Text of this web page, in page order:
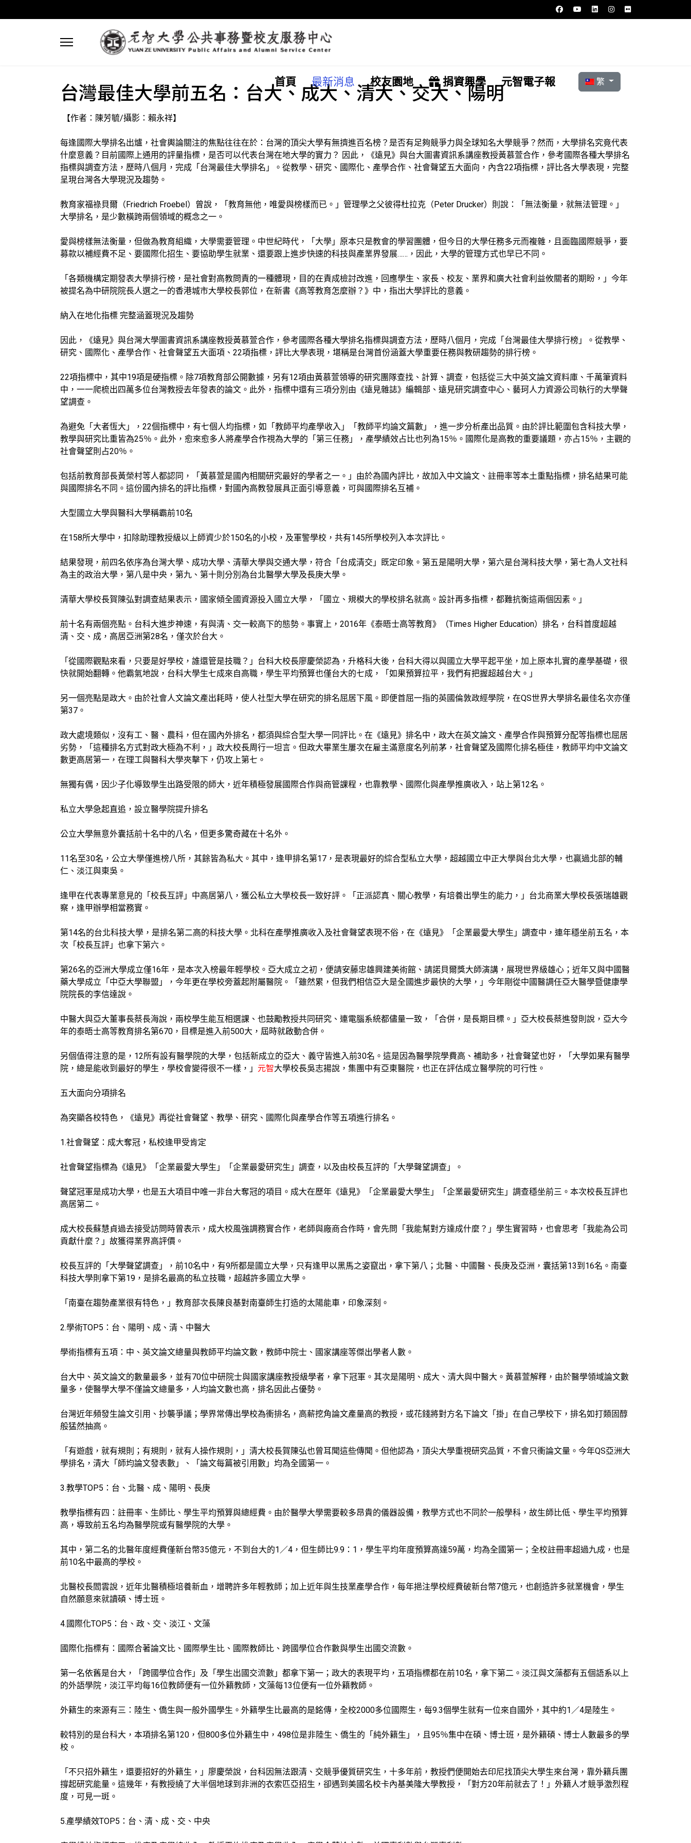
首頁 最新消息 校友園地 捐資興學 元智電子報 選擇你的語言
繁
台灣最佳大學前五名：台大、成大、清大、交大、陽明
【作者：陳芳毓/攝影：賴永祥】
每逢國際大學排名出爐，社會輿論關注的焦點往往在於：台灣的頂尖大學有無擠進百名榜？是否有足夠競爭力與全球知名大學競爭？然而，大學排名究竟代表
什麼意義？目前國際上通用的評量指標，是否可以代表台灣在地大學的實力？ 因此，《遠見》與台大圖書資訊系講座教授黃慕萱合作，參考國際各種大學排名
指標與調查方法，歷時八個月，完成「台灣最佳大學排名」。從教學、研究、國際化、產學合作、社會聲望五大面向，內含22項指標，評比各大學表現，完整
呈現台灣各大學現況及趨勢。
教育家福祿貝爾（Friedrich Froebel）曾說，「教育無他，唯愛與榜樣而已。」管理學之父彼得杜拉克（Peter Drucker）則說：「無法衡量，就無法管理。」
大學排名，是少數橫跨兩個領域的概念之一。
愛與榜樣無法衡量，但做為教育組織，大學需要管理。中世紀時代，「大學」原本只是教會的學習團體，但今日的大學任務多元而複雜，且面臨國際競爭，要
募款以補經費不足、要國際化招生、要協助學生就業、還要跟上進步快速的科技與產業界發展……，因此，大學的管理方式也早已不同。
「各類機構定期發表大學排行榜，是社會對高教問責的一種體現，目的在責成檢討改進，回應學生、家長、校友、業界和廣大社會利益攸關者的期盼，」今年
被提名為中研院院長人選之一的香港城市大學校長郭位，在新書《高等教育怎麼辦？》中，指出大學評比的意義。
納入在地化指標 完整涵蓋現況及趨勢
因此，《遠見》與台灣大學圖書資訊系講座教授黃慕萱合作，參考國際各種大學排名指標與調查方法，歷時八個月，完成「台灣最佳大學排行榜」。從教學、
研究、國際化、產學合作、社會聲望五大面項、22項指標，評比大學表現，堪稱是台灣首份涵蓋大學重要任務與教研趨勢的排行榜。
22項指標中，其中19項是硬指標。除7項教育部公開數據，另有12項由黃慕萱領導的研究團隊查找、計算、調查，包括從三大中英文論文資料庫、千萬筆資料
中，一一爬梳出四萬多位台灣教授去年發表的論文。此外，指標中還有三項分別由《遠見雜誌》編輯部、遠見研究調查中心、藝珂人力資源公司執行的大學聲
望調查。
為避免「大者恆大」，22個指標中，有七個人均指標，如「教師平均產學收入」「教師平均論文篇數」，進一步分析產出品質。由於評比範圍包含科技大學，
教學與研究比重皆為25％。此外，愈來愈多人將產學合作視為大學的「第三任務」，產學績效占比也列為15％。國際化是高教的重要議題，亦占15％，主觀的
社會聲望則占20％。
包括前教育部長黃榮村等人都認同，「黃慕萱是國內相關研究最好的學者之一。」由於為國內評比，故加入中文論文、註冊率等本土重點指標，排名結果可能
與國際排名不同。這份國內排名的評比指標，對國內高教發展具正面引導意義，可與國際排名互補。
大型國立大學與醫科大學稱霸前10名
在158所大學中，扣除助理教授級以上師資少於150名的小校，及軍警學校，共有145所學校列入本次評比。
結果發現，前四名依序為台灣大學、成功大學、清華大學與交通大學，符合「台成清交」既定印象。第五是陽明大學，第六是台灣科技大學，第七為人文社科
為主的政治大學，第八是中央，第九、第十則分別為台北醫學大學及長庚大學。
清華大學校長賀陳弘對調查結果表示，國家傾全國資源投入國立大學，「國立、規模大的學校排名就高。設計再多指標，都難抗衡這兩個因素。」
前十名有兩個亮點。台科大進步神速，有與清、交一較高下的態勢。事實上，2016年《泰晤士高等教育》（Times Higher Education）排名，台科首度超越
清、交、成，高居亞洲第28名，僅次於台大。
「從國際觀點來看，只要是好學校，誰還管是技職？」台科大校長廖慶榮認為，升格科大後，台科大得以與國立大學平起平坐，加上原本扎實的產學基礎，很
快就開始翻轉。他霸氣地說，台科大學生七成來自高職，學生平均預算也僅台大的七成，「如果預算拉平，我們有把握超越台大。」
另一個亮點是政大。由於社會人文論文產出耗時，使人社型大學在研究的排名屈居下風。即便首屈一指的英國倫敦政經學院，在QS世界大學排名最佳名次亦僅
第37。
政大處境類似，沒有工、醫、農科，但在國內外排名，都須與綜合型大學一同評比。在《遠見》排名中，政大在英文論文、產學合作與預算分配等指標也屈居
劣勢，「這種排名方式對政大極為不利，」政大校長周行一坦言。但政大畢業生屢次在雇主滿意度名列前茅，社會聲望及國際化排名極佳，教師平均中文論文
數更高居第一，在理工與醫科大學夾擊下，仍攻上第七。
無獨有偶，因少子化導致學生出路受限的師大，近年積極發展國際合作與商管課程，也靠教學、國際化與產學推廣收入，站上第12名。
私立大學急起直追，設立醫學院提升排名
公立大學無意外囊括前十名中的八名，但更多驚奇藏在十名外。
11名至30名，公立大學僅進榜八所，其餘皆為私大。其中，逢甲排名第17，是表現最好的綜合型私立大學，超越國立中正大學與台北大學，也贏過北部的輔
仁、淡江與東吳。
逢甲在代表專業意見的「校長互評」中高居第八，獲公私立大學校長一致好評。「正派認真、關心教學，有培養出學生的能力，」台北商業大學校長張瑞雄觀
察，逢甲辦學相當務實。
第14名的台北科技大學，是排名第二高的科技大學。北科在產學推廣收入及社會聲望表現不俗，在《遠見》「企業最愛大學生」調查中，連年穩坐前五名，本
次「校長互評」也拿下第六。
第26名的亞洲大學成立僅16年，是本次入榜最年輕學校。亞大成立之初，便請安藤忠雄興建美術館、請諾貝爾獎大師演講，展現世界級雄心；近年又與中國醫
藥大學成立「中亞大學聯盟」，今年更在學校旁蓋起附屬醫院。「雖然累，但我們相信亞大是全國進步最快的大學，」今年剛從中國醫調任亞大醫學暨健康學
院院長的李信達說。
中醫大與亞大董事長蔡長海說，兩校學生能互相選課、也鼓勵教授共同研究、連電腦系統都儘量一致，「合併，是長期目標。」亞大校長蔡進發則說，亞大今
年的泰晤士高等教育排名第670，目標是進入前500大，屆時就啟動合併。
另個值得注意的是，12所有設有醫學院的大學，包括新成立的亞大、義守皆進入前30名。這是因為醫學院學費高、補助多，社會聲望也好，「大學如果有醫學
院，總是能收到最好的學生，學校會變得很不一樣，」 元智大學校長吳志揚說，集團中有亞東醫院，也正在評估成立醫學院的可行性。
五大面向分項排名
為突顯各校特色，《遠見》再從社會聲望、教學、研究、國際化與產學合作等五項進行排名。
1.社會聲望：成大奪冠，私校逢甲受肯定
社會聲望指標為《遠見》「企業最愛大學生」「企業最愛研究生」調查，以及由校長互評的「大學聲望調查」。
聲望冠軍是成功大學，也是五大項目中唯一非台大奪冠的項目。成大在歷年《遠見》「企業最愛大學生」「企業最愛研究生」調查穩坐前三。本次校長互評也
高居第二。
成大校長蘇慧貞過去接受訪問時曾表示，成大校風強調務實合作，老師與廠商合作時，會先問「我能幫對方達成什麼？」學生實習時，也會思考「我能為公司
貢獻什麼？」故獲得業界高評價。
校長互評的「大學聲望調查」，前10名中，有9所都是國立大學，只有逢甲以黑馬之姿竄出，拿下第八；北醫、中國醫、長庚及亞洲，囊括第13到16名。南臺
科技大學則拿下第19，是排名最高的私立技職，超越許多國立大學。
「南臺在趨勢產業很有特色，」教育部次長陳良基對南臺師生打造的太陽能車，印象深刻。
2.學術TOP5：台、陽明、成、清、中醫大
學術指標有五項：中、英文論文總量與教師平均論文數，教師中院士、國家講座等傑出學者人數。
台大中、英文論文的數量最多，並有70位中研院士與國家講座教授級學者，拿下冠軍。其次是陽明、成大、清大與中醫大。黃慕萱解釋，由於醫學領域論文數
量多，使醫學大學不僅論文總量多，人均論文數也高，排名因此占優勢。
台灣近年頻發生論文引用、抄襲爭議；學界常傳出學校為衝排名，高薪挖角論文產量高的教授，或花錢將對方名下論文「掛」在自己學校下，排名如打類固醇
般猛然抽高。
「有遊戲，就有規則；有規則，就有人操作規則，」清大校長賀陳弘也曾耳聞這些傳聞。但他認為，頂尖大學重視研究品質，不會只衝論文量。今年QS亞洲大
學排名，清大「師均論文發表數」、「論文每篇被引用數」均為全國第一。
3.教學TOP5：台、北醫、成、陽明、長庚
教學指標有四：註冊率、生師比、學生平均預算與總經費。由於醫學大學需要較多昂貴的儀器設備，教學方式也不同於一般學科，故生師比低、學生平均預算
高，導致前五名均為醫學院或有醫學院的大學。
其中，第二名的北醫年度經費僅新台幣35億元，不到台大的1／4，但生師比9.9：1，學生平均年度預算高達59萬，均為全國第一；全校註冊率超過九成，也是
前10名中最高的學校。
北醫校長閻雲說，近年北醫積極培養新血，增聘許多年輕教師；加上近年與生技業產學合作，每年挹注學校經費破新台幣7億元，也創造許多就業機會，學生
自然願意來就讀碩、博士班。
4.國際化TOP5：台、政、交、淡江、文藻
國際化指標有：國際合著論文比、國際學生比、國際教師比、跨國學位合作數與學生出國交流數。
第一名依舊是台大，「跨國學位合作」及「學生出國交流數」都拿下第一；政大的表現平均，五項指標都在前10名，拿下第二。淡江與文藻都有五個語系以上
的外語學院，淡江平均每16位教師便有一位外籍教師，文藻每13位便有一位外籍教師。
外籍生的來源有三：陸生、僑生與一般外國學生。外籍學生比最高的是銘傳，全校2000多位國際生，每9.3個學生就有一位來自國外，其中約1／4是陸生。
較特別的是台科大，本項排名第120，但800多位外籍生中，498位是非陸生、僑生的「純外籍生」，且95％集中在碩、博士班，是外籍碩、博士人數最多的學
校。
「不只招外籍生，還要招好的外籍生，」廖慶榮說，台科因無法跟清、交競爭優質研究生，十多年前，教授們便開始去印尼找頂尖大學生來台灣，靠外籍兵團
撐起研究能量。這幾年，有教授繞了大半個地球到非洲的衣索匹亞招生，卻遇到美國名校卡內基美隆大學教授，「對方20年前就去了！」外籍人才競爭激烈程
度，可見一斑。
5.產學績效TOP5：台、清、成、交、中央